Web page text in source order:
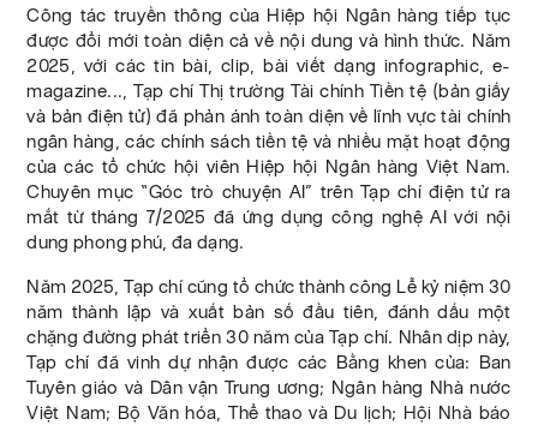
Công tác truyền thông của Hiệp hội Ngân hàng tiếp tục
được đổi mới toàn diện cả về nội dung và hình thức. Năm
2025, với các tin bài, clip, bài viết dạng infographic, e-
magazine..., Tạp chí Thị trường Tài chính Tiền tệ (bản giấy
và bản điện tử) đã phản ánh toàn diện về lĩnh vực tài chính
ngân hàng, các chính sách tiền tệ và nhiều mặt hoạt động
của các tổ chức hội viên Hiệp hội Ngân hàng Việt Nam.
Chuyên mục “Góc trò chuyện AI” trên Tạp chí điện tử ra
mắt từ tháng 7/2025 đã ứng dụng công nghệ AI với nội
dung phong phú, đa dạng.
Năm 2025, Tạp chí cũng tổ chức thành công Lễ kỷ niệm 30
năm thành lập và xuất bản số đầu tiên, đánh dấu một
chặng đường phát triển 30 năm của Tạp chí. Nhân dịp này,
Tạp chí đã vinh dự nhận được các Bằng khen của: Ban
Tuyên giáo và Dân vận Trung ương; Ngân hàng Nhà nước
Việt Nam; Bộ Văn hóa, Thể thao và Du lịch; Hội Nhà báo